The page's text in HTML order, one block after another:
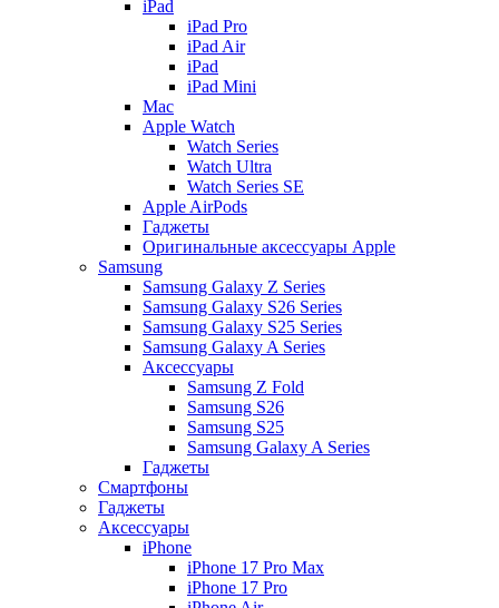
iPad
iPad Pro
iPad Air
iPad
iPad Mini
Mac
Apple Watch
Watch Series
Watch Ultra
Watch Series SE
Apple AirPods
Гаджеты
Оригинальные аксессуары Apple
Samsung
Samsung Galaxy Z Series
Samsung Galaxy S26 Series
Samsung Galaxy S25 Series
Samsung Galaxy A Series
Аксессуары
Samsung Z Fold
Samsung S26
Samsung S25
Samsung Galaxy A Series
Гаджеты
Смартфоны
Гаджеты
Аксессуары
iPhone
iPhone 17 Pro Max
iPhone 17 Pro